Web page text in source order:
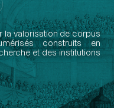
la valorisation de corpus
construits en
et des institutions